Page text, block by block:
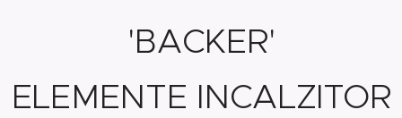
'BACKER'
ELEMENTE INCALZITOR